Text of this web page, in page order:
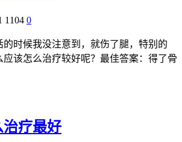
1104 0
的时候我没注意到，就伤了腿，特别的
该怎么治疗较好呢？最佳答案：得了骨
疗最好